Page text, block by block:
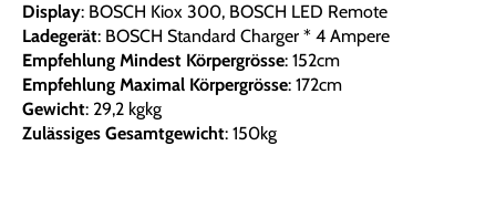
Display: BOSCH Kiox 300, BOSCH LED Remote
Ladegerät: BOSCH Standard Charger * 4 Ampere
Empfehlung Mindest Körpergrösse: 152cm
Empfehlung Maximal Körpergrösse: 172cm
Gewicht: 29,2 kgkg
Zulässiges Gesamtgewicht: 150kg